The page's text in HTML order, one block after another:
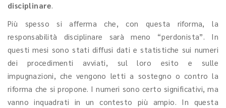
disciplinare.
Più spesso si afferma che, con questa riforma, la
responsabilità disciplinare sarà meno “perdonista”. In
questi mesi sono stati diffusi dati e statistiche sui numeri
dei procedimenti avviati, sul loro esito e sulle
impugnazioni, che vengono letti a sostegno o contro la
riforma che si propone. I numeri sono certo significativi, ma
vanno inquadrati in un contesto più ampio. In questa